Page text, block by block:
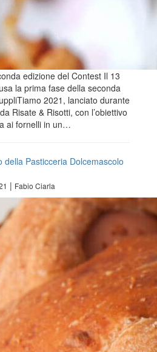
edizione del Contest Il 13
la prima fase della seconda
2021, lanciato durante
Risate & Risotti, con l’obiettivo
ai fornelli in un…
della Pasticceria Dolcemascolo
| Fabio Ciarla